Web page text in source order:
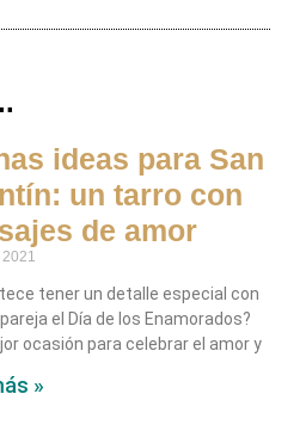
ideas para San
un tarro con
de amor
tener un detalle especial con
el Día de los Enamorados?
ocasión para celebrar el amor y
»